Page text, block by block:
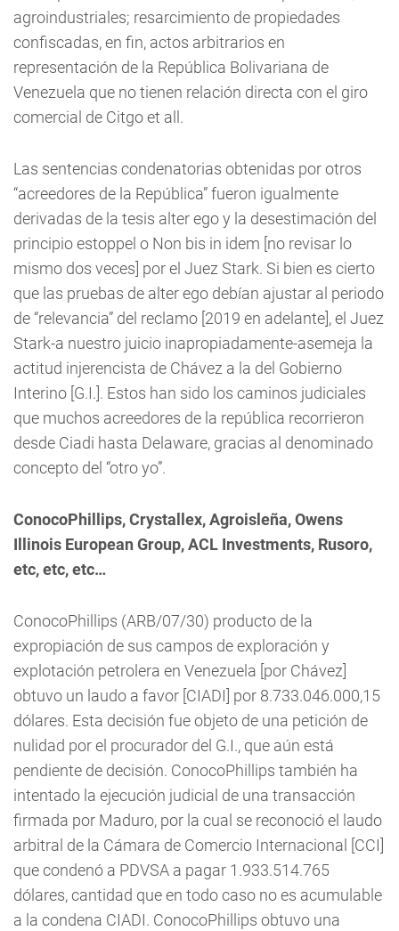
agroindustriales; resarcimiento de propiedades
confiscadas, en fin, actos arbitrarios en
representación de la República Bolivariana de
Venezuela que no tienen relación directa con el giro
comercial de Citgo et all.
Las sentencias condenatorias obtenidas por otros
“acreedores de la República” fueron igualmente
derivadas de la tesis alter ego y la desestimación del
principio estoppel o Non bis in idem [no revisar lo
mismo dos veces] por el Juez Stark. Si bien es cierto
que las pruebas de alter ego debían ajustar al periodo
de “relevancia” del reclamo [2019 en adelante], el Juez
Stark-a nuestro juicio inapropiadamente-asemeja la
actitud injerencista de Chávez a la del Gobierno
Interino [G.I.]. Estos han sido los caminos judiciales
que muchos acreedores de la república recorrieron
desde Ciadi hasta Delaware, gracias al denominado
concepto del “otro yo”.
ConocoPhillips, Crystallex, Agroisleña, Owens
Illinois European Group, ACL Investments, Rusoro,
etc, etc, etc…
ConocoPhillips (ARB/07/30) producto de la
expropiación de sus campos de exploración y
explotación petrolera en Venezuela [por Chávez]
obtuvo un laudo a favor [CIADI] por 8.733.046.000,15
dólares. Esta decisión fue objeto de una petición de
nulidad por el procurador del G.I., que aún está
pendiente de decisión. ConocoPhillips también ha
intentado la ejecución judicial de una transacción
firmada por Maduro, por la cual se reconoció el laudo
arbitral de la Cámara de Comercio Internacional [CCI]
que condenó a PDVSA a pagar 1.933.514.765
dólares, cantidad que en todo caso no es acumulable
a la condena CIADI. ConocoPhillips obtuvo una